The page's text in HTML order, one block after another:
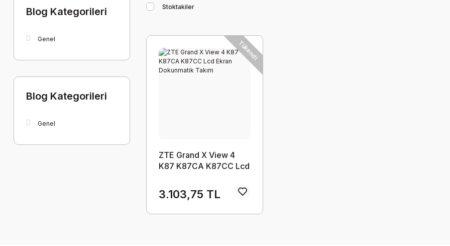
Blog Kategorileri
Genel
Blog Kategorileri
Genel
Stoktakiler
Tükendi
ZTE Grand X View 4
K87 K87CA K87CC Lcd
Takım
3.103,75 TL